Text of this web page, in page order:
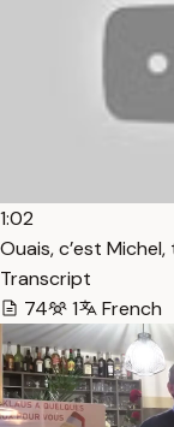
1:02
Ouais, c’est
Transcript
74
1 French